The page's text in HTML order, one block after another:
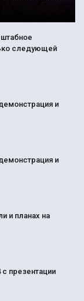
следующей
и
и
и планах на
презентации